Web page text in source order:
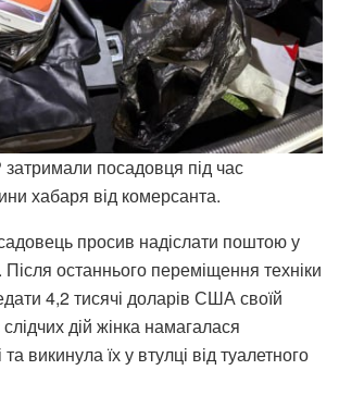
посадовця під час
хабаря від комерсанта.
просив надіслати поштою у
Після останнього переміщення техніки
4,2 тисячі доларів США своїй
дій жінка намагалася
викинула їх у втулці від туалетного